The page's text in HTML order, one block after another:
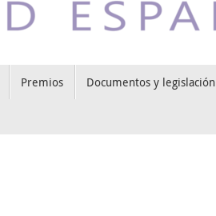
Premios Documentos y legislación